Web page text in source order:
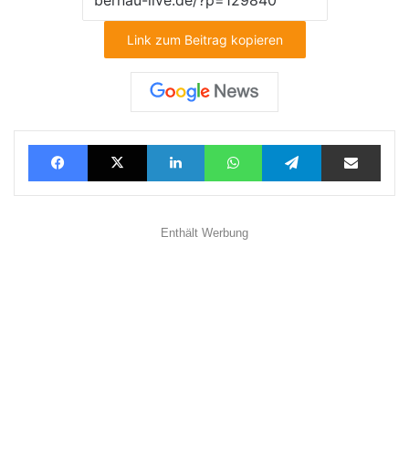
Link zum Beitrag kopieren
FacebookX LinkedInWhatsAppTelegramTeilen via E-Mail
Enthält Werbung